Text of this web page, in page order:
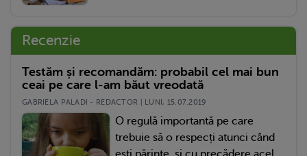
Recenzie
Testăm și recomandăm: probabil cel mai bun
ceai pe care l-am băut vreodată
GABRIELA PALADI - REDACTOR | LUNI, 15.07.2019
O regulă importantă pe care
trebuie să o respecți atunci când